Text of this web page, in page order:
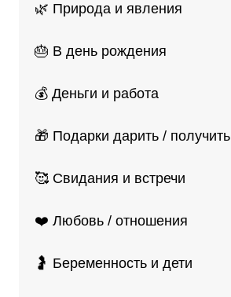
🌿 Природа и явления
🎂 В день рождения
💰 Деньги и работа
🎁 Подарки дарить / получить
🥰 Свидания и встречи
❤️ Любовь / отношения
🤰 Беременность и дети